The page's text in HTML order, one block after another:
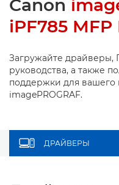
Canon
iPF785
Загружайте
руководства, а также
поддержки для вашего
imagePROGRAF.
ДРАЙВЕРЫ